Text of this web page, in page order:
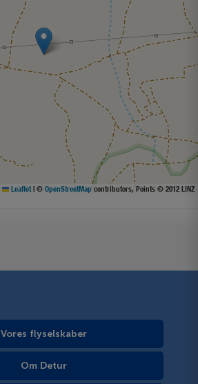
Leaflet | © OpenStreetMap contributors, Points © 2012 LINZ
Vores flyselskaber
Om Detur